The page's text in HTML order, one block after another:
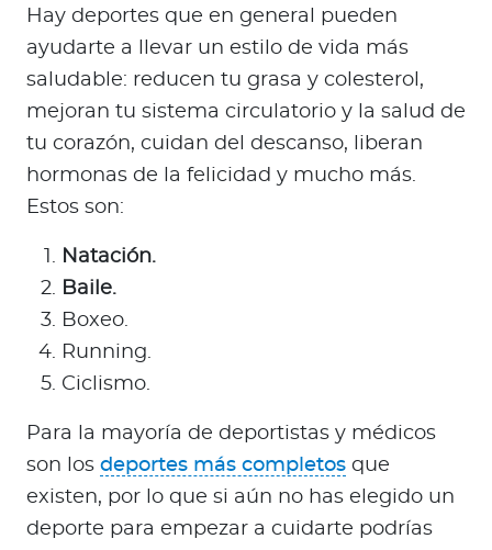
Hay deportes que en general pueden
ayudarte a llevar un estilo de vida más
saludable: reducen tu grasa y colesterol,
mejoran tu sistema circulatorio y la salud de
tu corazón, cuidan del descanso, liberan
hormonas de la felicidad y mucho más.
Estos son:
Natación.
Baile.
Boxeo.
Running.
Ciclismo.
Para la mayoría de deportistas y médicos
son los deportes más completos que
existen, por lo que si aún no has elegido un
deporte para empezar a cuidarte podrías